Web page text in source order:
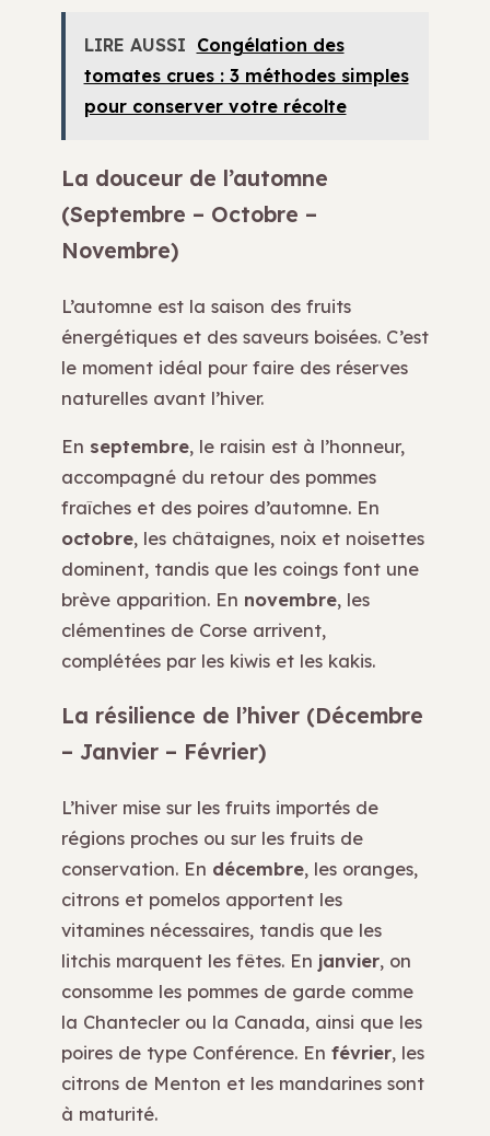
LIRE AUSSI Congélation des
tomates crues : 3 méthodes simples
pour conserver votre récolte
La douceur de l’automne
(Septembre – Octobre –
Novembre)
L’automne est la saison des fruits
énergétiques et des saveurs boisées. C’est
le moment idéal pour faire des réserves
naturelles avant l’hiver.
En septembre, le raisin est à l’honneur,
accompagné du retour des pommes
fraîches et des poires d’automne. En
octobre, les châtaignes, noix et noisettes
dominent, tandis que les coings font une
brève apparition. En novembre, les
clémentines de Corse arrivent,
complétées par les kiwis et les kakis.
La résilience de l’hiver (Décembre
– Janvier – Février)
L’hiver mise sur les fruits importés de
régions proches ou sur les fruits de
conservation. En décembre, les oranges,
citrons et pomelos apportent les
vitamines nécessaires, tandis que les
litchis marquent les fêtes. En janvier, on
consomme les pommes de garde comme
la Chantecler ou la Canada, ainsi que les
poires de type Conférence. En février, les
citrons de Menton et les mandarines sont
à maturité.